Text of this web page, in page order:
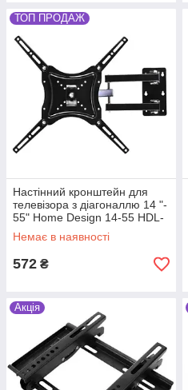
ТОП ПРОДАЖ
Настінний кронштейн для
телевізора з діагоналлю 14 "-
55" Home Design 14-55 HDL-
117B-2, чорний (SH011435)
Немає в наявності
572 ₴
Акція